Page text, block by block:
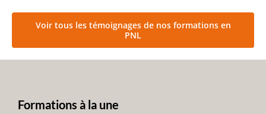
Voir tous les témoignages de nos formations en
PNL
Formations à la une